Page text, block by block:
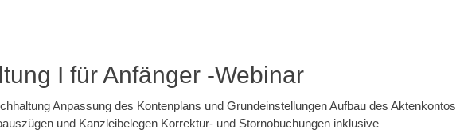
I für Anfänger -Webinar
Anpassung des Kontenplans und Grundeinstellungen Aufbau des Aktenkontos
und Kanzleibelegen Korrektur- und Stornobuchungen inklusive